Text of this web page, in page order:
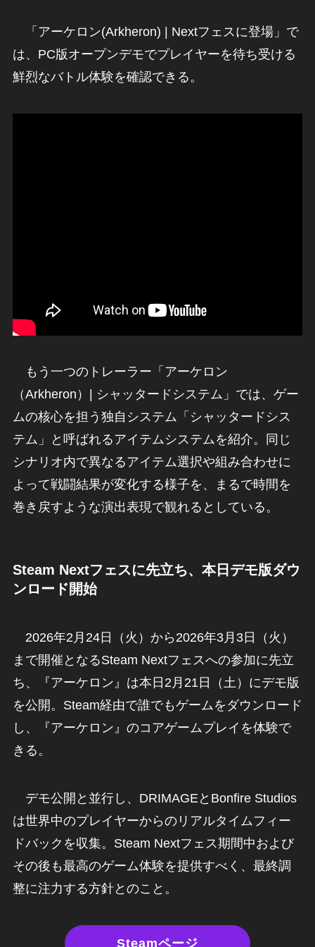
「アーケロン(Arkheron) | Nextフェスに登場」で
は、PC版オープンデモでプレイヤーを待ち受ける
鮮烈なバトル体験を確認できる。
もう一つのトレーラー「アーケロン
（Arkheron）| シャッタードシステム」では、ゲー
ムの核心を担う独自システム「シャッタードシス
テム」と呼ばれるアイテムシステムを紹介。同じ
シナリオ内で異なるアイテム選択や組み合わせに
よって戦闘結果が変化する様子を、まるで時間を
巻き戻すような演出表現で観れるとしている。
Steam Nextフェスに先立ち、本日デモ版ダウ
ンロード開始
2026年2月24日（火）から2026年3月3日（火）
まで開催となるSteam Nextフェスへの参加に先立
ち、『アーケロン』は本日2月21日（土）にデモ版
を公開。Steam経由で誰でもゲームをダウンロード
し、『アーケロン』のコアゲームプレイを体験で
きる。
デモ公開と並行し、DRIMAGEとBonfire Studios
は世界中のプレイヤーからのリアルタイムフィー
ドバックを収集。Steam Nextフェス期間中および
その後も最高のゲーム体験を提供すべく、最終調
整に注力する方針とのこと。
Steamページ